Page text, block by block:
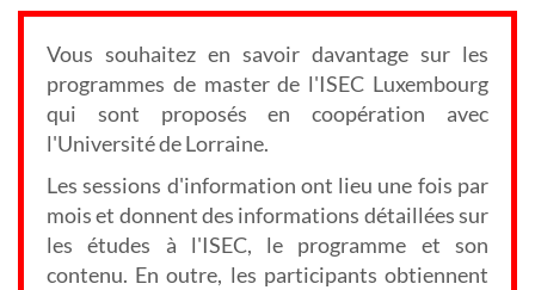
Vous souhaitez en savoir davantage sur les
programmes de master de l'ISEC Luxembourg
qui sont proposés en coopération avec
l'Université de Lorraine.
Les sessions d'information ont lieu une fois par
mois et donnent des informations détaillées sur
les études à l'ISEC, le programme et son
contenu. En outre, les participants obtiennent